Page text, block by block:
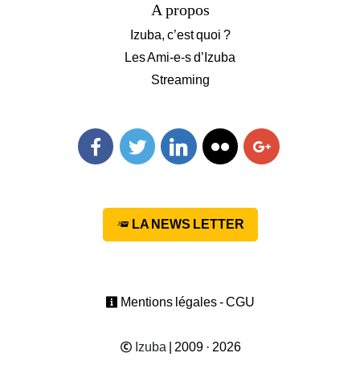
A propos
Izuba, c’est quoi ?
Les Ami-e-s d’Izuba
Streaming
LA NEWS LETTER
Mentions légales - CGU
Izuba | 2009 · 2026